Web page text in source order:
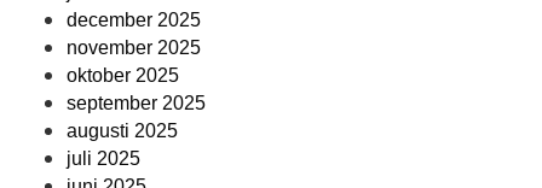
december 2025
november 2025
oktober 2025
september 2025
augusti 2025
juli 2025